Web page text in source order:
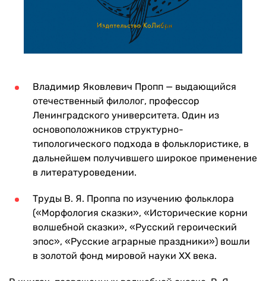
Владимир Яковлевич Пропп — выдающийся
отечественный филолог, профессор
Ленинградского университета. Один из
основоположников структурно-
типологического подхода в фольклористике, в
дальнейшем получившего широкое применение
в литературоведении.
Труды В. Я. Проппа по изучению фольклора
(«Морфология сказки», «Исторические корни
волшебной сказки», «Русский героический
эпос», «Русские аграрные праздники») вошли
в золотой фонд мировой науки ХХ века.